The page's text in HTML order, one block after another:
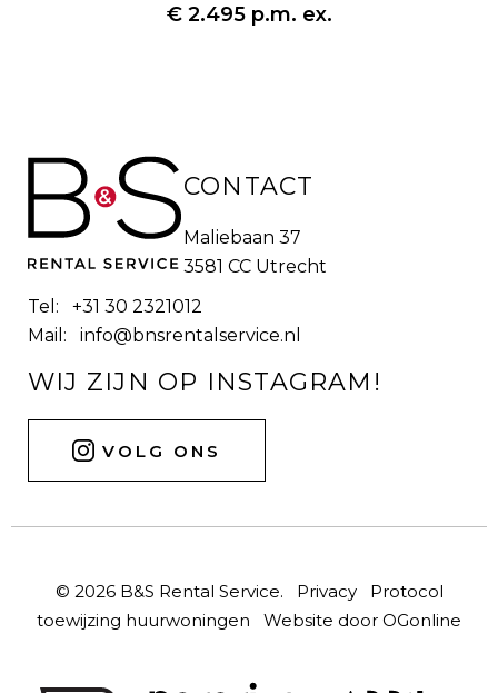
€ 2.495 p.m. ex.
CONTACT
Maliebaan 37
3581 CC Utrecht
Tel: +31 30 2321012
Mail: info@bnsrentalservice.nl
WIJ ZIJN OP INSTAGRAM!
VOLG ONS
© 2026 B&S Rental Service. Privacy
Protocol
toewijzing huurwoningen
Website door OGonline